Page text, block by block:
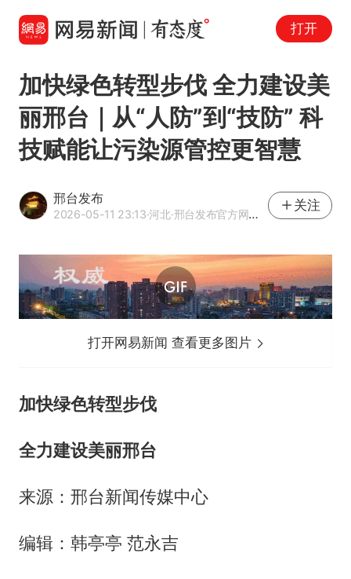
打开
加快绿色转型步伐 全力建设美
丽邢台｜从“人防”到“技防” 科
技赋能让污染源管控更智慧
邢台发布
2026-05-11 23:13·河北·邢台发布官方网易号
关注
打开网易新闻 查看更多图片
加快绿色转型步伐
全力建设美丽邢台
来源：邢台新闻传媒中心
编辑：韩亭亭 范永吉